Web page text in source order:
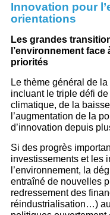
Innovation pour
orientations
Les grandes
l’environnement
priorités
Le thème général de
incluant le triple défi
climatique, de la
l’augmentation de la
d’innovation depuis
Si des progrès
investissements et les
l’environnement, la
entraîné de nouvelles
redressement des
réindustrialisation…)